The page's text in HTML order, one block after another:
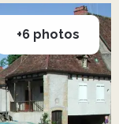
+6 photos